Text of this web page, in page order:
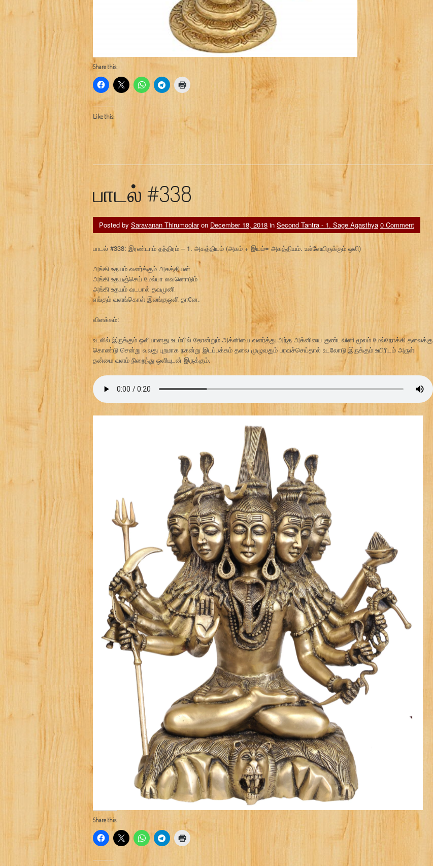
Share this:
Like this:
பாடல் #338
Posted by Saravanan Thirumoolaron December 18, 2018 in Second Tantra - 1. Sage Agasthya 0 Comment
பாடல் #338: இரண்டாம் தந்திரம் – 1. அகத்தியம் (அகம் + இயம்= அகத்தியம். உள்ளேயிருக்கும் ஒலி)
அங்கி உதயம் வளர்க்கும் அகத்தியன்
அங்கி உதயஞ்செய் மேல்பா லவனொடும்
அங்கி உதயம் வடபால் தவமுனி
எங்கும் வளங்கொள் இலங்குஒளி தானே.
விளக்கம்:
உடலில் இருக்கும் ஒலியானது உடம்பில் தோன்றும் அக்னியை வளர்த்து அந்த அக்னியை குண்டலினி மூலம் மேல்நோக்கி தலைக்கு
கொண்டு சென்று வலது புறமாக நகன்று இடப்பக்கம் தலை முழுவதும் பரவச்செய்தால் உடலோடு இருக்கும் உயிரிடம் அருள்
தன்மை வளம் நிறைந்து ஒளியுடன் இருக்கும்.
Share this: